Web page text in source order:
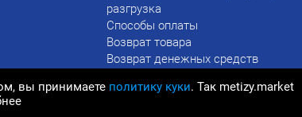
вы принимаете политику куки. Так metizy.market
разгрузка
Способы оплаты
Возврат товара
Возврат денежных средств